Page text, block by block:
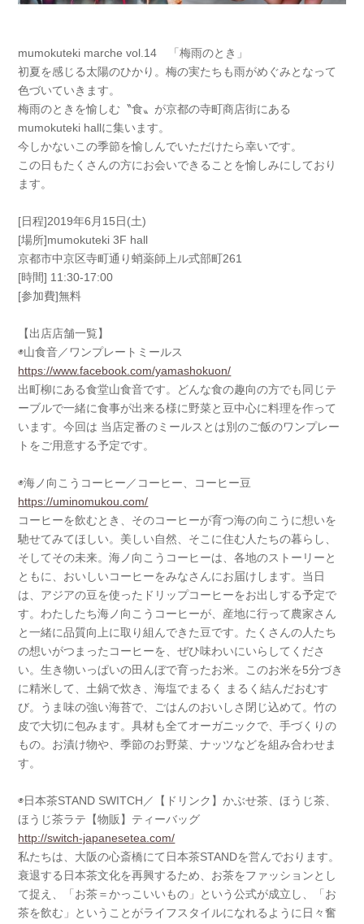
mumokuteki marche vol.14 「梅雨のとき」
初夏を感じる太陽のひかり。梅の実たちも雨がめぐみとなって
色づいていきます。
梅雨のときを愉しむ〝食〟が京都の寺町商店街にある
mumokuteki hallに集います。
今しかないこの季節を愉しんでいただけたら幸いです。
この日もたくさんの方にお会いできることを愉しみにしており
ます。
[日程]2019年6月15日(土)
[場所]mumokuteki 3F hall
京都市中京区寺町通り蛸薬師上ル式部町261
[時間] 11:30-17:00
[参加費]無料
【出店店舗一覧】
◉山食音／ワンプレートミールス
https://www.facebook.com/yamashokuon/
出町柳にある食堂山食音です。どんな食の趣向の方でも同じテ
ーブルで一緒に食事が出来る様に野菜と豆中心に料理を作って
います。今回は 当店定番のミールスとは別のご飯のワンプレー
トをご用意する予定です。
◉海ノ向こうコーヒー／コーヒー、コーヒー豆
https://uminomukou.com/
コーヒーを飲むとき、そのコーヒーが育つ海の向こうに想いを
馳せてみてほしい。美しい自然、そこに住む人たちの暮らし、
そしてその未来。海ノ向こうコーヒーは、各地のストーリーと
ともに、おいしいコーヒーをみなさんにお届けします。当日
は、アジアの豆を使ったドリップコーヒーをお出しする予定で
す。わたしたち海ノ向こうコーヒーが、産地に行って農家さん
と一緒に品質向上に取り組んできた豆です。たくさんの人たち
の想いがつまったコーヒーを、ぜひ味わいにいらしてくださ
い。生き物いっぱいの田んぼで育ったお米。このお米を5分づき
に精米して、土鍋で炊き、海塩でまるく まるく結んだおむす
び。うま味の強い海苔で、ごはんのおいしさ閉じ込めて。竹の
皮で大切に包みます。具材も全てオーガニックで、手づくりの
もの。お漬け物や、季節のお野菜、ナッツなどを組み合わせま
す。
◉日本茶STAND SWITCH／【ドリンク】かぶせ茶、ほうじ茶、
ほうじ茶ラテ【物販】ティーバッグ
http://switch-japanesetea.com/
私たちは、大阪の心斎橋にて日本茶STANDを営んでおります。
衰退する日本茶文化を再興するため、お茶をファッションとし
て捉え、「お茶＝かっこいいもの」という公式が成立し、「お
茶を飲む」ということがライフスタイルになれるように日々奮